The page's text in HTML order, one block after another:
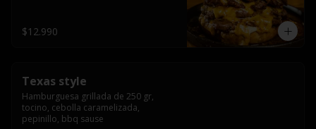
$12.990
Texas style
Hamburguesa grillada de 250 gr,
tocino, cebolla caramelizada,
pepinillo, bbq sause